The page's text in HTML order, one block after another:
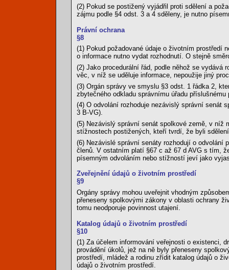
(2) Pokud se postižený vyjádřil proti sdělení a
zájmu podle §4 odst. 3 a 4 sděleny, je nutno
Právní ochrana
§8
(1) Pokud požadované údaje o životním prostředí
o informace nutno vydat rozhodnutí. O stejně
(2) Jako procedurální řád, podle něhož se vydává
věc, v níž se uděluje informace, nepoužije jiný
(3) Orgán správy ve smyslu §3 odst. 1 řádka 2,
zbytečného odkladu správnímu úřadu
(4) O odvolání rozhoduje nezávislý správní senát
3 B-VG).
(5) Nezávislý správní senát spolkové země, v níž
stížnostech postižených, kteří tvrdí, že byli
(6) Nezávislé správní senáty rozhodují o odvolání
členů. V ostatním platí §67 c až 67 d AVG s tím,
písemným odvoláním nebo stížností jeví jako
Zveřejnění údajů o životním prostředí
§9
Orgány správy mohou uveřejnit vhodným
přeneseny spolkovými zákony v oblasti ochrany
tomu neodporuje povinnost utajení.
Katalog údajů o životním prostředí
§10
(1) Za účelem informování veřejnosti o existenci,
provádění úkolů, jež na ně byly přeneseny
prostředí, mládež a rodinu zřídit katalog údajů o
údajů o životním prostředí.